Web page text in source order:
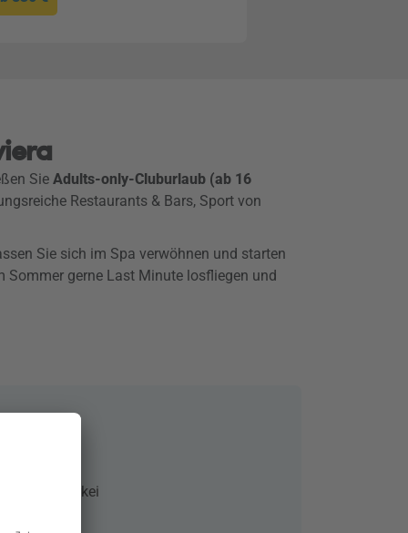
Sie Adults-only-Cluburlaub (ab 16
Restaurants & Bars, Sport von
Sie sich im Spa verwöhnen und starten
Sommer gerne Last Minute losfliegen und
Beldibi, Türkei